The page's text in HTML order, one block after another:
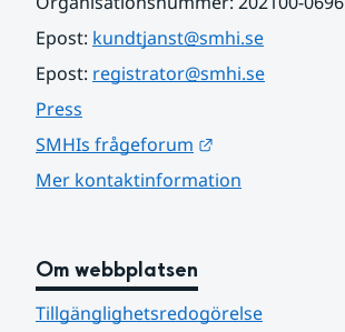
Epost: kundtjanst@smhi.se
Epost: registrator@smhi.se
Press
SMHIs frågeforum
Mer kontaktinformation
Om webbplatsen
Tillgänglighetsredogörelse